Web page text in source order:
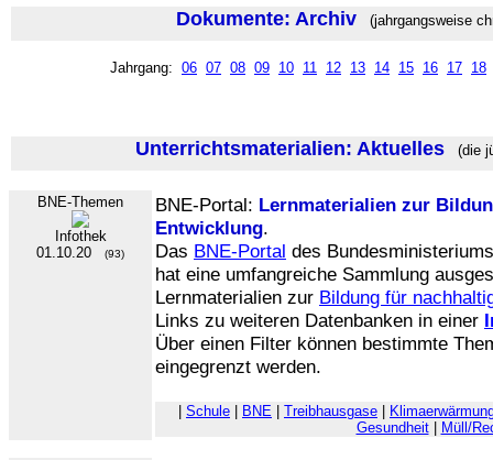
Dokumente: Archiv (jahrgangsweise
Jahrgang: 06 07 08 09 10 11 12 13 14 15 16 17 18
Unterrichtsmaterialien: Aktuelles (die
BNE-Themen
Infothek
01.10.20
(93)
BNE-Portal: Lernmaterialien zur
Entwicklung.
Das BNE-Portal des
hat eine umfangreiche Sammlung
Lernmaterialien zur Bildung für
Links zu weiteren Datenbanken in einer
Über einen Filter können bestimmte
eingegrenzt werden.
Schule BNE Treibhausgase
Gesundheit| Müll/